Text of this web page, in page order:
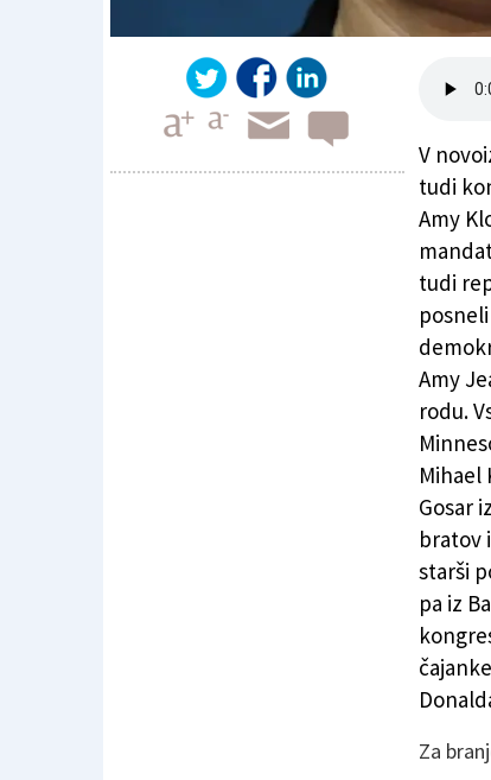
Ameriški Slovenec premagal tudi družino
V
tudi
Amy
tudi
Amy
rodu.
Mihael
Gosar
bratov
starši
pa iz
Za